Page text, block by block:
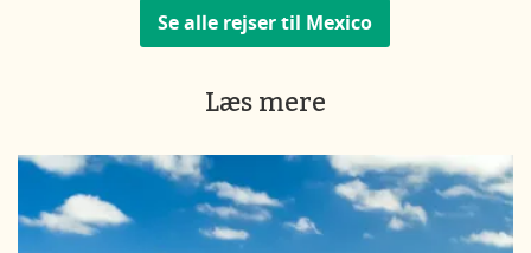
Se alle rejser til Mexico
Læs mere